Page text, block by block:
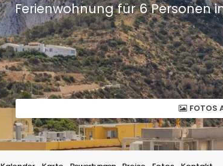
Ferienwohnung für 6 Personen
FOTOS